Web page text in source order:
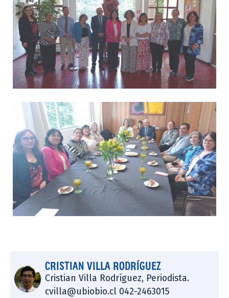
CRISTIAN VILLA RODRÍGUEZ
Cristian Villa Rodríguez, Periodista.
cvilla@ubiobio.cl 042-2463015